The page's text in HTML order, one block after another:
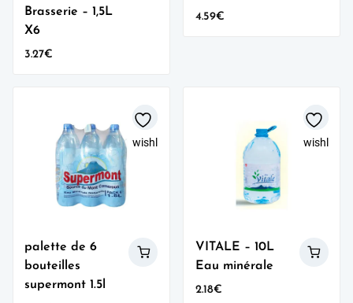
Brasserie – 1,5L
X6
3.27€
4.59€
wishlist
palette de 6
bouteilles
supermont 1.5l
wishlist
VITALE – 10L
Eau minérale
2.18€